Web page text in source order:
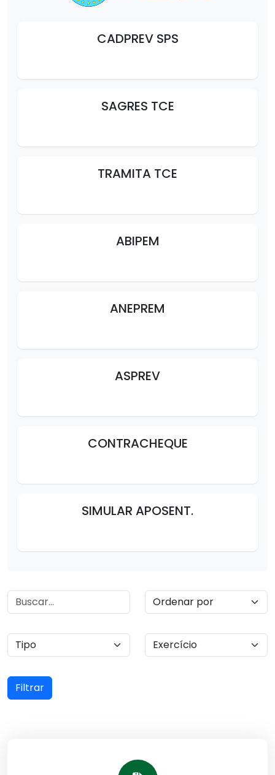
CADPREV SPS
SAGRES TCE
TRAMITA TCE
ABIPEM
ANEPREM
ASPREV
CONTRACHEQUE
SIMULAR APOSENT.
Filtrar